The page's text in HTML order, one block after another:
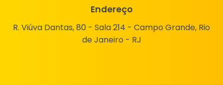
Endereço
R. Viúva Dantas, 80 - Sala 214 - Campo Grande, Rio
de Janeiro - RJ